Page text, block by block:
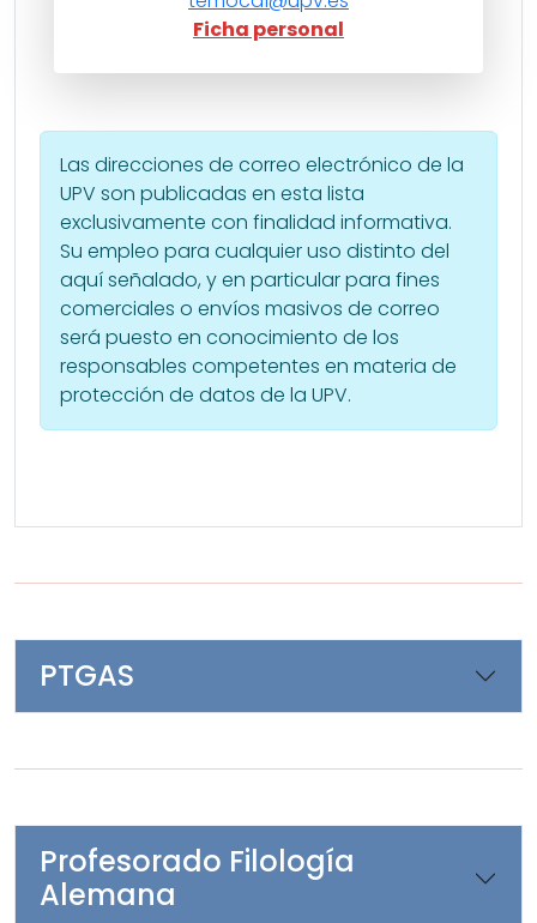
Ficha personal
Las direcciones de correo electrónico de la
UPV son publicadas en esta lista
exclusivamente con finalidad informativa.
Su empleo para cualquier uso distinto del
aquí señalado, y en particular para fines
comerciales o envíos masivos de correo
será puesto en conocimiento de los
responsables competentes en materia de
protección de datos de la UPV.
PTGAS
Profesorado Filología
Alemana